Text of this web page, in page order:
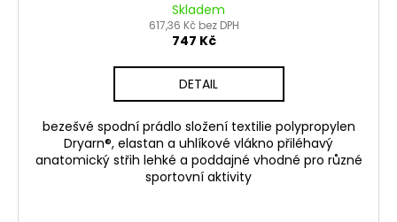
Skladem
617,36 Kč bez DPH
747 Kč
DETAIL
bezešvé spodní prádlo složení textilie polypropylen
Dryarn®, elastan a uhlíkové vlákno přiléhavý
anatomický střih lehké a poddajné vhodné pro různé
sportovní aktivity